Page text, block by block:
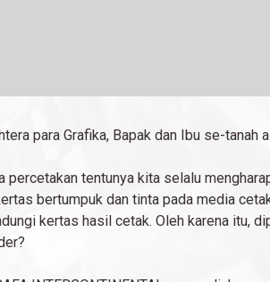
para Grafika, Bapak dan Ibu se-tanah
percetakan tentunya kita selalu
bertumpuk dan tinta pada media
kertas hasil cetak. Oleh karena itu,